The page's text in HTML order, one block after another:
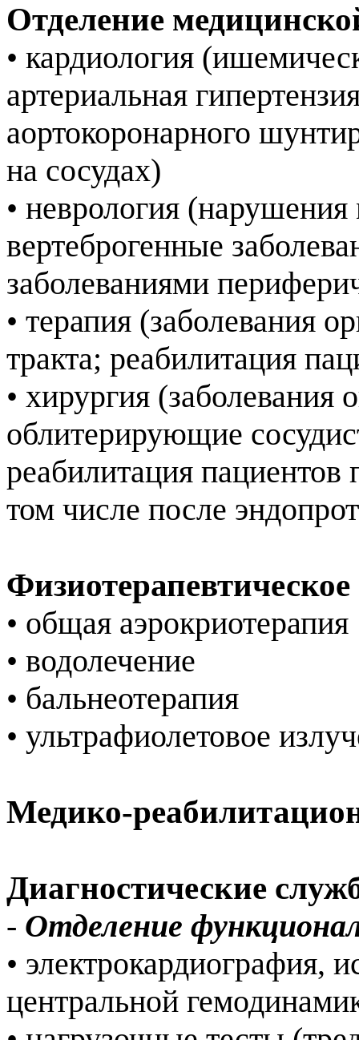
Отделение
• кардиология
артериальная
аортокоронарного
на сосудах)
• неврология
вертеброгенные
заболеваниями
• терапия (заболевания
тракта; реабилитация
• хирургия (заболевания
облитерирующие
реабилитация
том числе после
• общая аэрокриотерапия
• водолечение
• бальнеотерапия
• ультрафиолетовое
Медико-
Диагностические
- Отделение
• электрокардиография,
центральной